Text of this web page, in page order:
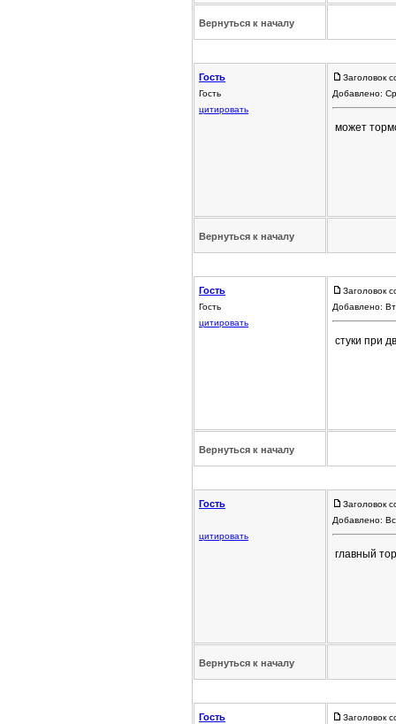
Вернуться к началу
Гость
Гость
цитировать
Заголовок
Добавлено:
может
Вернуться к началу
Гость
Гость
цитировать
Заголовок
Добавлено:
стуки при
Вернуться к началу
Гость
цитировать
Заголовок
Добавлено:
главный
Вернуться к началу
Гость
Заголовок